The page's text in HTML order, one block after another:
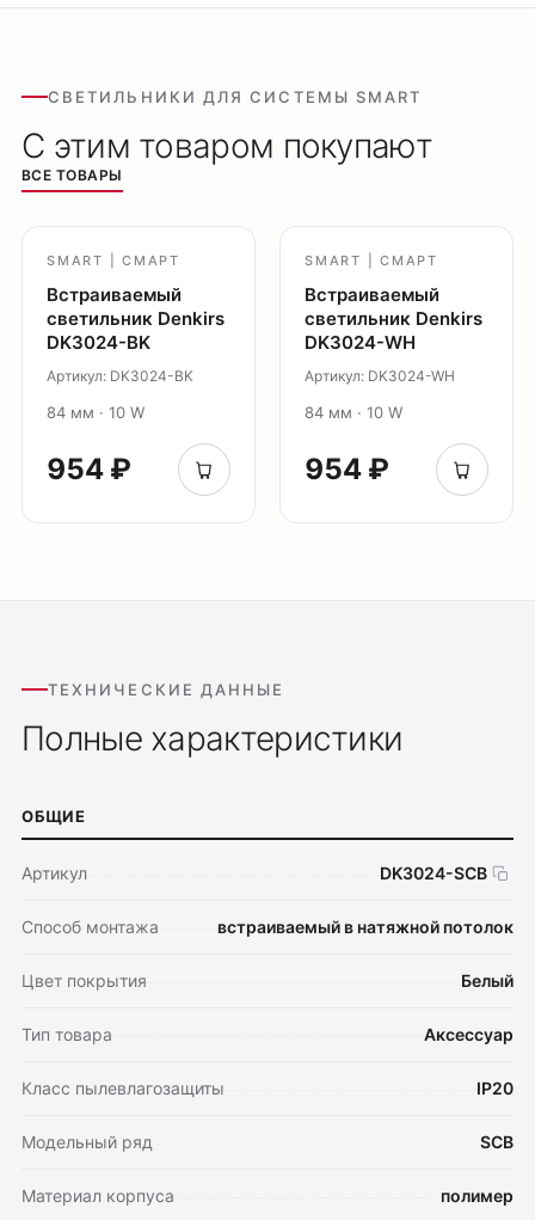
СВЕТИЛЬНИКИ ДЛЯ СИСТЕМЫ SMART
С этим товаром покупают
ВСЕ ТОВАРЫ
SMART | СМАРТ
Встраиваемый
светильник Denkirs
DK3024-BK
Артикул: DK3024-BK
84 мм · 10 W
954 ₽
SMART | СМАРТ
Встраиваемый
светильник Denkirs
DK3024-WH
Артикул: DK3024-WH
84 мм · 10 W
954 ₽
ТЕХНИЧЕСКИЕ ДАННЫЕ
Полные характеристики
ОБЩИЕ
Артикул DK3024-SCB
Способ монтажа встраиваемый в натяжной потолок
Цвет покрытия Белый
Тип товара Аксессуар
Класс пылевлагозащиты IP20
Модельный ряд SCB
Материал корпуса полимер
Доставка